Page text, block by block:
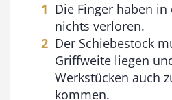
Die Finger haben
nichts verloren.
Der Schiebestock
Griffweite liegen
Werkstücken auch
kommen.